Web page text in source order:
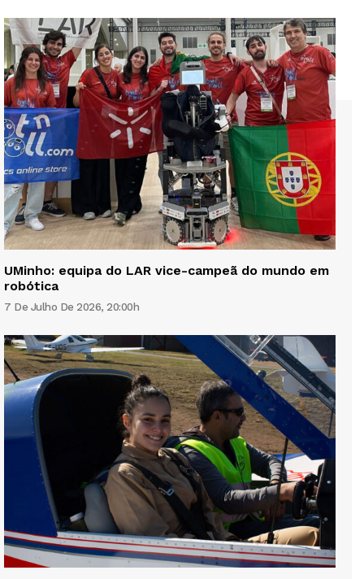
UMinho: equipa do LAR vice-campeã do mundo em
robótica
7 De Julho De 2026, 20:00h